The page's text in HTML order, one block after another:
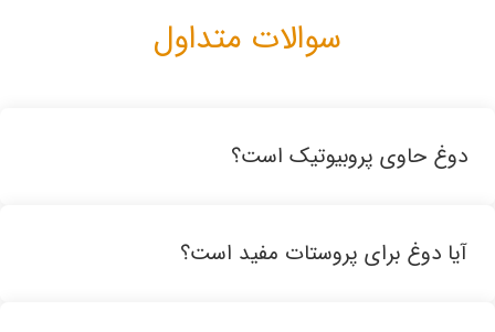
سوالات متداول
دوغ حاوی پروبیوتیک است؟
پروبیوتیک‌ها باکتری‌های مفیدی هستند که در روده‌ها زندگی
آیا دوغ برای پروستات مفید است؟